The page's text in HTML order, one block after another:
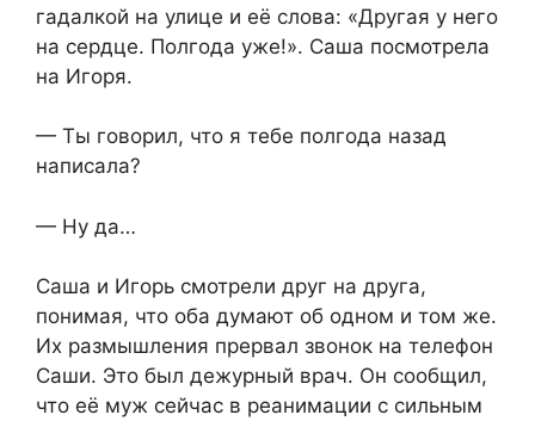
гадалкой на улице и её слова: «Другая у него
на сердце. Полгода уже!». Саша посмотрела
на Игоря.
— Ты говорил, что я тебе полгода назад
написала?
— Ну да…
Саша и Игорь смотрели друг на друга,
понимая, что оба думают об одном и том же.
Их размышления прервал звонок на телефон
Саши. Это был дежурный врач. Он сообщил,
что её муж сейчас в реанимации с сильным